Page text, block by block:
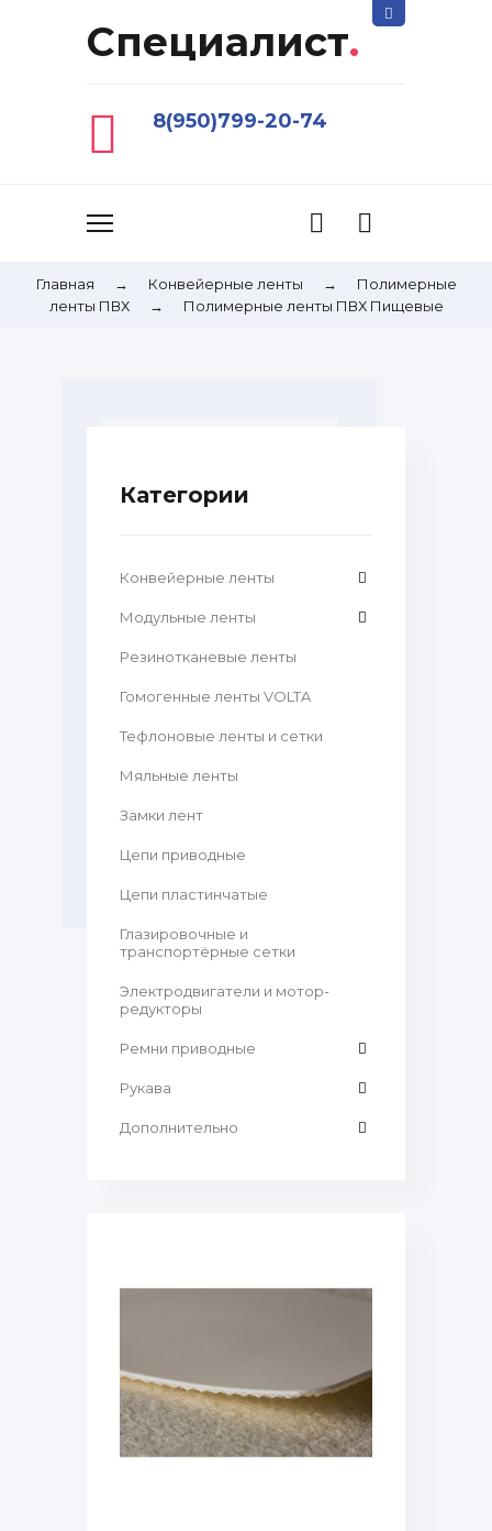
Специалист.
8(950)799-20-74
Главная → Конвейерные ленты →
Полимерные
ленты ПВХ
→ Полимерные ленты ПВХ Пищевые
Категории
Конвейерные ленты
Модульные ленты
Резинотканевые ленты
Гомогенные ленты VOLTA
Тефлоновые ленты и сетки
Мяльные ленты
Замки лент
Цепи приводные
Цепи пластинчатые
Глазировочные и
транспортёрные сетки
Электродвигатели и мотор-
редукторы
Ремни приводные
Рукава
Дополнительно